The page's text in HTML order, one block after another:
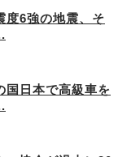
度6強の地震、そ
国日本で高級車を